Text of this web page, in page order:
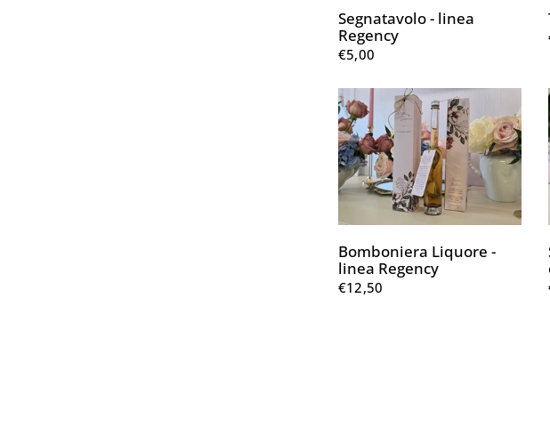
Segnatavolo - linea
Regency
€5,00
Bomboniera Liquore -
linea Regency
€12,50